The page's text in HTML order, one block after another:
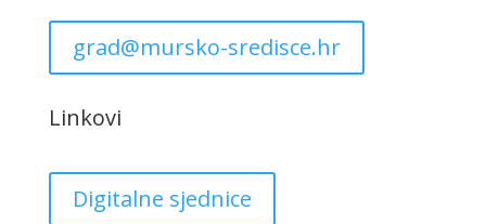
grad@mursko-sredisce.hr
Linkovi
Digitalne sjednice